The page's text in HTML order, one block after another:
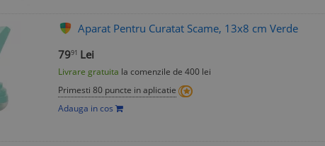
Aparat Pentru Curatat Scame, 13x8 cm Verde
7991 Lei
Livrare gratuita la comenzile de 400 lei
Primesti 80 puncte in aplicatie
Adauga in cos